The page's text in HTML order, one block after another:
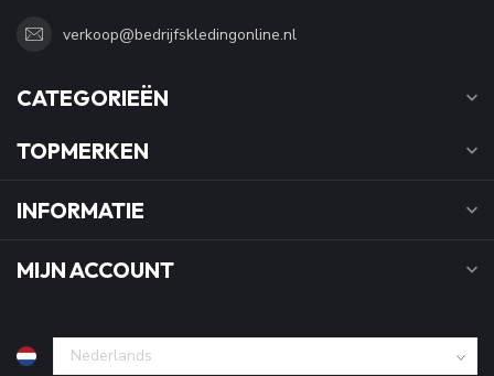
verkoop@bedrijfskledingonline.nl
CATEGORIEËN
TOPMERKEN
INFORMATIE
MIJN ACCOUNT